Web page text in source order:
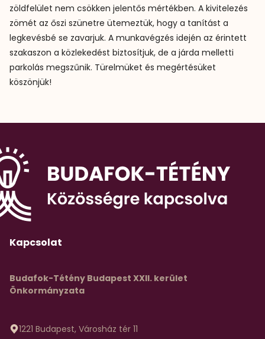
zöldfelület nem csökken jelentős mértékben. A kivitelezés
zömét az őszi szünetre ütemeztük, hogy a tanítást a
legkevésbé se zavarjuk. A munkavégzés idején az érintett
szakaszon a közlekedést biztosítjuk, de a járda melletti
parkolás megszűnik. Türelmüket és megértésüket
köszönjük!
Kapcsolat
Budafok-Tétény Budapest XXII. kerület
Önkormányzata
1221 Budapest, Városház tér 11